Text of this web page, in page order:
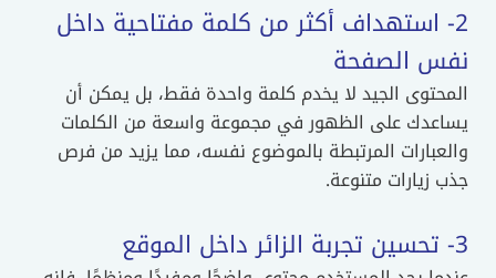
2- استهداف أكثر من كلمة مفتاحية داخل
نفس الصفحة
المحتوى الجيد لا يخدم كلمة واحدة فقط، بل يمكن أن
يساعدك على الظهور في مجموعة واسعة من الكلمات
والعبارات المرتبطة بالموضوع نفسه، مما يزيد من فرص
جذب زيارات متنوعة.
3- تحسين تجربة الزائر داخل الموقع